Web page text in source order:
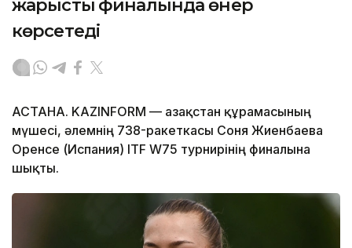
жарыстың финалында өнер
көрсетеді
АСТАНА. KAZINFORM — Қазақстан құрамасының
мүшесі, әлемнің 738-ракеткасы Соня Жиенбаева
Оренсе (Испания) ITF W75 турнирінің финалына
шықты.